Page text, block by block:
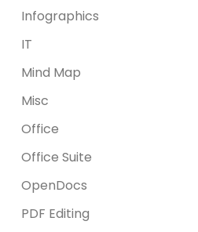
Infographics
IT
Mind Map
Misc
Office
Office Suite
OpenDocs
PDF Editing